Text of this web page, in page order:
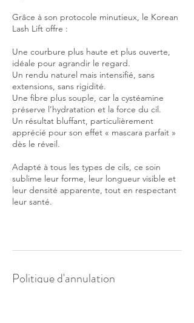
Grâce à son protocole minutieux, le Korean
Lash Lift offre :
Une courbure plus haute et plus ouverte,
idéale pour agrandir le regard.
Un rendu naturel mais intensifié, sans
extensions, sans rigidité.
Une fibre plus souple, car la cystéamine
préserve l’hydratation et la force du cil.
Un résultat bluffant, particulièrement
apprécié pour son effet « mascara parfait »
dès le réveil.
Adapté à tous les types de cils, ce soin
sublime leur forme, leur longueur visible et
leur densité apparente, tout en respectant
leur santé.
Politique d'annulation